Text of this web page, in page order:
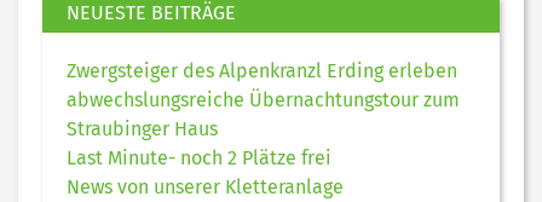
NEUESTE BEITRÄGE
Zwergsteiger des Alpenkranzl Erding erleben
abwechslungsreiche Übernachtungstour zum
Straubinger Haus
Last Minute- noch 2 Plätze frei
News von unserer Kletteranlage